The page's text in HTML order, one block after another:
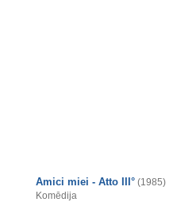
Amici miei - Atto III° (1985)
Komēdija